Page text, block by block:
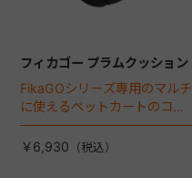
フィカゴー プラムクッション
FikaGOシリーズ専用のマルチ
に使えるペットカートのコー
ナークッション登場。
￥6,930